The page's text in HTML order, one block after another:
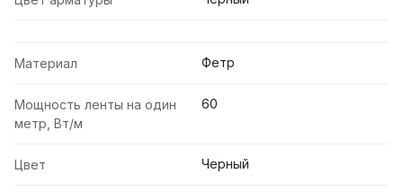
Материал Фетр
Мощность ленты на один
метр, Вт/м
60
Цвет Черный